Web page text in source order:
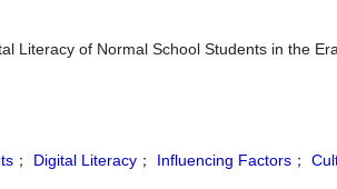
Literacy of Normal School Students in the
； Digital Literacy ； Influencing Factors ；